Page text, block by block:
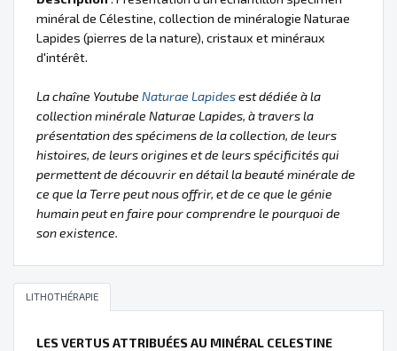
minéral de Célestine, collection de minéralogie Naturae
Lapides (pierres de la nature), cristaux et minéraux
d'intérêt.
La chaîne Youtube Naturae Lapidesest dédiée à la
collection minérale Naturae Lapides, à travers la
présentation des spécimens de la collection, de leurs
histoires, de leurs origines et de leurs spécificités qui
permettent de découvrir en détail la beauté minérale de
ce que la Terre peut nous offrir, et de ce que le génie
humain peut en faire pour comprendre le pourquoi de
son existence.
LITHOTHÉRAPIE
LES VERTUS ATTRIBUÉES AU MINÉRAL CELESTINE